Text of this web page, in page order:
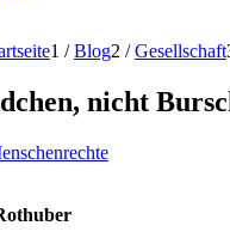
1 / Blog2 / Gesellschaft
nicht